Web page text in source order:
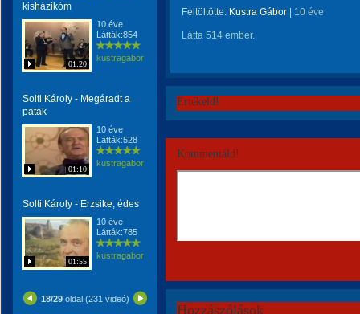
kisházikóm
01:20
10 éve
Látták:854
kustragabor
Solti Károly - Megáradt a
patak
01:10
10 éve
Látták:528
kustragabor
Solti Károly - Erzsike, édes
01:55
10 éve
Látták:785
kustragabor
18/29 oldal (231 videó)
Feltöltötte: Kustra Gábor 10 éve
Látta 514 ember.
Értékeld!
Kommentáld!
Hozzászólások